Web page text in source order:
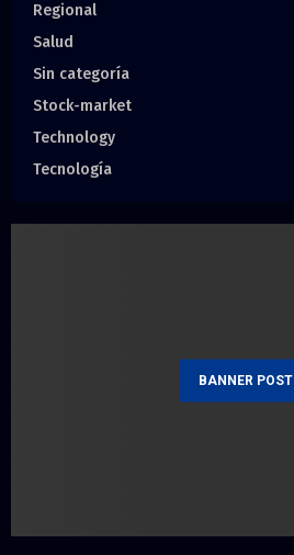
Regional
Salud
Sin categoría
Stock-market
Technology
Tecnología
BANNER POST